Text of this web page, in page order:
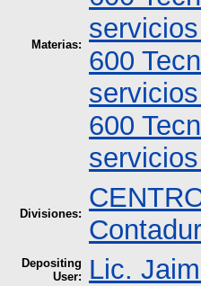
Materias:
600
600
Divisiones:
Depositing
User:
Lic.